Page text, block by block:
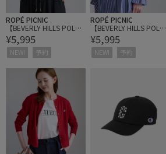
ROPÉ PICNIC
【BEVERLY HILLS POLO
CLUB別注】ベーシック
カーディガン
¥5,995
NEW! 予約
ROPÉ PICNIC
【BEVERLY HILLS POLO
CLUB別注】ベーシック
カーディガン
¥5,995
NEW! 予約